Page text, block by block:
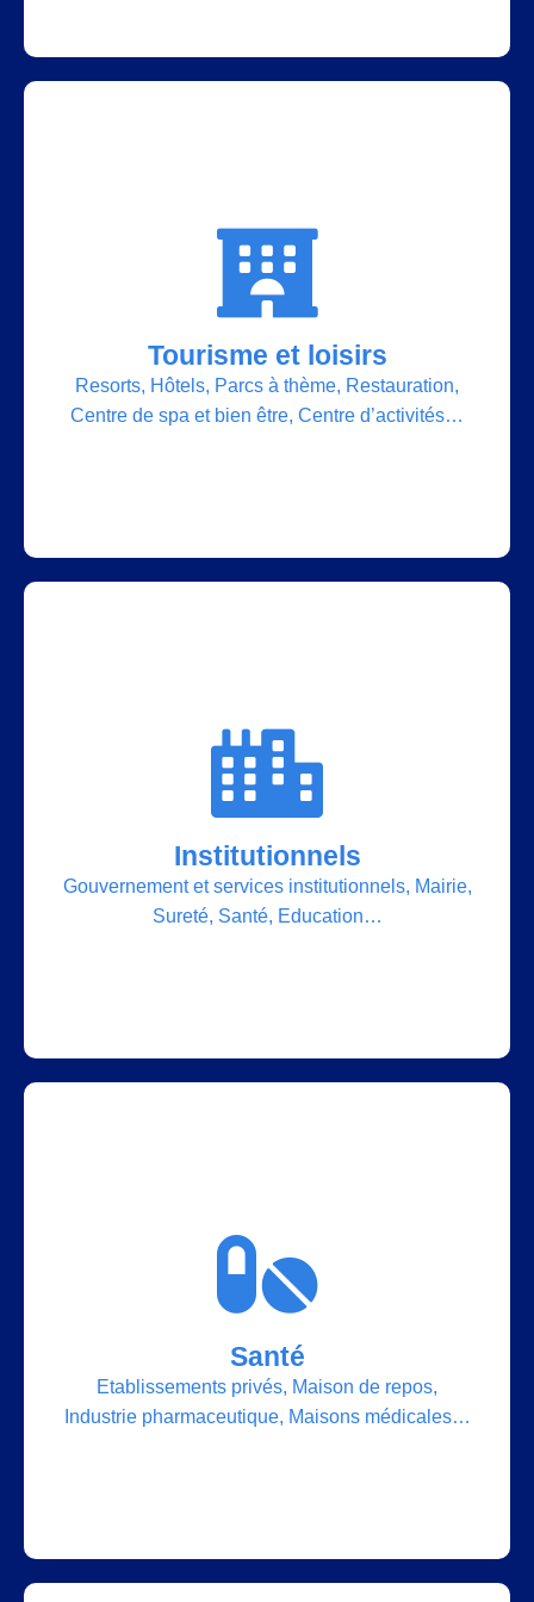
Tourisme et loisirs
Resorts, Hôtels, Parcs à thème, Restauration,
Centre de spa et bien être, Centre d’activités…
Nos solutions
Communications unifiées, Signalétique
numérique, Equipements multimédia,
Domotique, Contrôle d’accès et
Institutionnels
Gouvernement et services institutionnels, Mairie,
Sureté, Santé, Education…
Nos solutions
Datacenter, Cloud, IT, Réseaux, Smart City,
Signalétique numérique, Salles de conférence
numérique, Equipement multimédia, Contrôle
Santé
Etablissements privés, Maison de repos,
Industrie pharmaceutique, Maisons médicales…
Datacenter, Cloud, IT, Réseaux, Communications
unifiées, Contrôle d’accès, Vidéosurveillance,
Domotique, Signalétique numérique,